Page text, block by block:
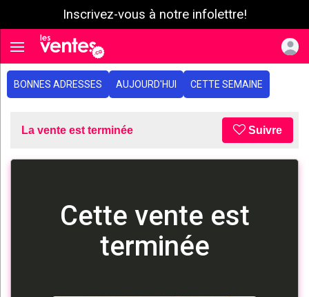
Inscrivez-vous à notre infolettre!
Toggle navigation
BONNES ADRESSES AUJOURD'HUI CETTE SEMAINE
La vente est terminée Suivre
Cette vente est
terminée